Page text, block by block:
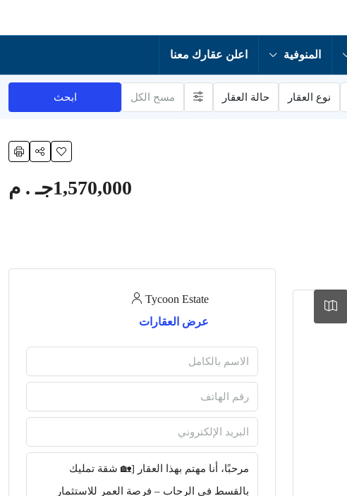
المنوفية اعلن عقارك معنا
نوع العقار حالة العقار مسح الكل ابحث
1,570,000جـ . م
Tycoon Estate
عرض العقارات